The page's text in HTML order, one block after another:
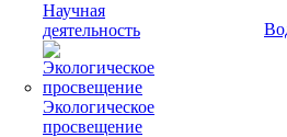
Научная
деятельность
Экологическое
просвещение